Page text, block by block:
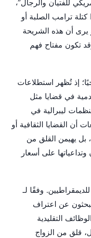
للفتيان والرجال”،
ترامب الصلبة أو
أن هذه الشريحة
تكون مفتاح فهم
إذ تُظهر استطلاعات
في قضايا مثل
ليبرالية في
أن القضايا الثقافية أو
بل يهيمن القلق من
على أسعار
وفقًا لـ
يبحثون عن اعتراف
التقليدية
قلق من الزواج